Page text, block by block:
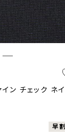
イン チェック ネイ
早割